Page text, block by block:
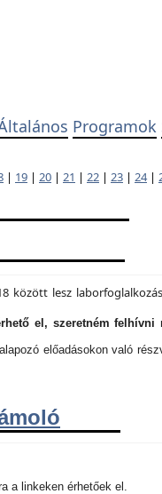
Programok
| 19 | 20 | 21 | 22 | 23 | 24|
között lesz
el, szeretném felhívni
előadásokon való
a linkeken érhetőek el.